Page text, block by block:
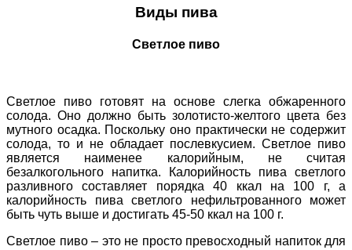
Виды пива
Светлое пиво
Светлое пиво готовят на основе слегка обжаренного
солода. Оно должно быть золотисто-желтого цвета без
мутного осадка. Поскольку оно практически не содержит
солода, то и не обладает послевкусием. Светлое пиво
является наименее калорийным, не считая
безалкогольного напитка. Калорийность пива светлого
разливного составляет порядка 40 ккал на 100 г, а
калорийность пива светлого нефильтрованного может
быть чуть выше и достигать 45-50 ккал на 100 г.
Светлое пиво – это не просто превосходный напиток для